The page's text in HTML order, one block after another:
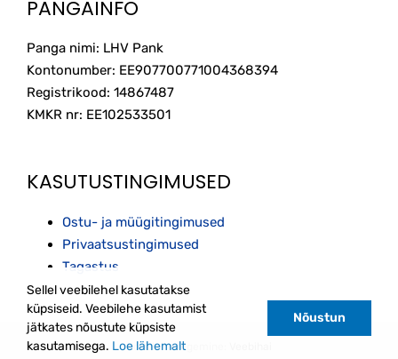
PANGAINFO
Panga nimi: LHV Pank
Kontonumber: EE907700771004368394
Registrikood: 14867487
KMKR nr: EE102533501
KASUTUSTINGIMUSED
Ostu- ja müügitingimused
Privaatsustingimused
Tagastus
Kodulehe tegemine:
Sellel veebilehel kasutatakse
küpsiseid. Veebilehe kasutamist
jätkates nõustute küpsiste
kasutamisega. Loe lähemalt
Nõustun